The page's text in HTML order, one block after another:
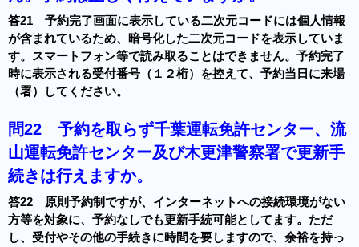
答21 予約完了画面に表示している二次元コードには個人情報
が含まれているため、暗号化した二次元コードを表示していま
す。スマートフォン等で読み取ることはできません。予約完了
時に表示される受付番号（１２桁）を控えて、予約当日に来場
（署）してください。
問22 予約を取らず千葉運転免許センター、流
山運転免許センター及び木更津警察署で更新手
続きは行えますか。
答22 原則予約制ですが、インターネットへの接続環境がない
方等を対象に、予約なしでも更新手続可能としてます。ただ
し、受付やその他の手続きに時間を要しますので、余裕を持っ